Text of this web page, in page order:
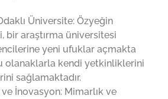
Üniversite: Özyeğin
bir araştırma üniversitesi
yeni ufuklar açmakta
olanaklarla kendi yetkinliklerini
sağlamaktadır.
İnovasyon: Mimarlık ve